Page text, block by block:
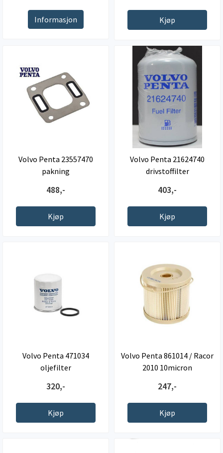
Informasjon Kjøp
Volvo Penta 23557470
pakning
488,-
Kjøp
Volvo Penta 21624740
drivstoffilter
403,-
Kjøp
Volvo Penta 471034
oljefilter
320,-
Kjøp
Volvo Penta 861014 / Racor
2010 10micron
247,-
Kjøp